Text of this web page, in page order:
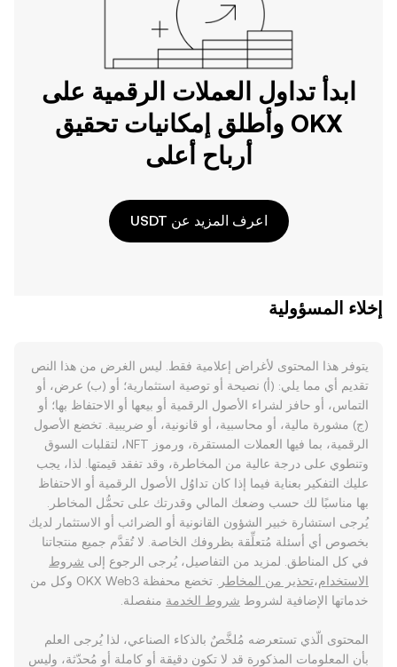
ابدأ تداول العملات الرقمية على
OKX وأطلق إمكانيات تحقيق
أرباح أعلى
اعرف المزيد عن USDT
إخلاء المسؤولية
يتوفر هذا المحتوى لأغراض إعلامية فقط. ليس الغرض من هذا النص
تقديم أي مما يلي: (أ) نصيحة أو توصية استثمارية؛ أو (ب) عرض، أو
التماس، أو حافز لشراء الأصول الرقمية أو بيعها أو الاحتفاظ بها؛ أو
(ج) مشورة مالية، أو محاسبية، أو قانونية، أو ضريبية. تخضع الأصول
الرقمية، بما فيها العملات المستقرة، ورموز NFT، لتقلبات السوق
وتنطوي على درجة عالية من المخاطرة، وقد تفقد قيمتها. لذا، يجب
عليك التفكير بعناية فيما إذا كان تداوُل الأصول الرقمية أو الاحتفاظ
بها مناسبًا لك حسب وضعك المالي وقدرتك على تحمُّل المخاطر.
يُرجى استشارة خبير الشؤون القانونية أو الضرائب أو الاستثمار لديك
بخصوص أي أسئلة مُتعلِّقة بظروفك الخاصة. لا تُقدَّم جميع منتجاتنا
في كل المناطق. لمزيد من التفاصيل، يُرجى الرجوع إلى شروط
الاستخدام،تحذير من المخاطر
. تخضع محفظة OKX Web3 وكل من
خدماتها الإضافية لشروط شروط الخدمة منفصلة.
المحتوى الّذي تستعرضه مُلخَّصٌ بالذكاء الصناعي، لذا يُرجى العلم
بأن المعلومات المذكورة قد لا تكون دقيقة أو كاملة أو مُحدّثة، وليس